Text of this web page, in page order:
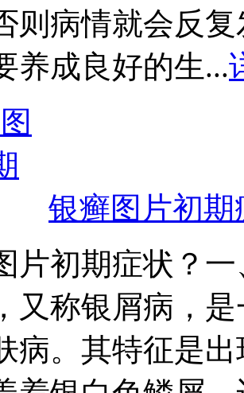
则病情就会反
养成良好的生...
银癣图片初期
片初期症状？
又称银屑病，
病。其特征是